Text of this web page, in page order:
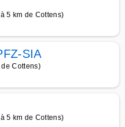
5 km de Cottens)
SIA
Cottens)
5 km de Cottens)